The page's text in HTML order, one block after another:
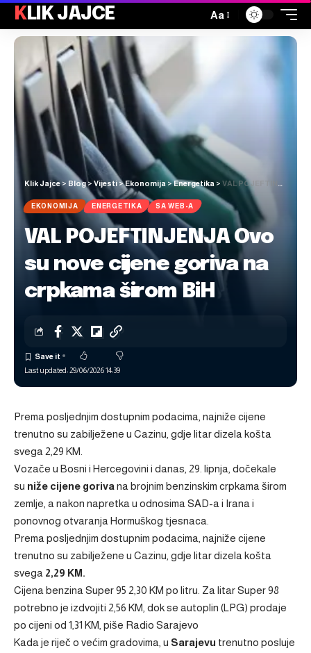
KLIK JAJCE Aa
Klik Jajce> Blog > Vijesti>Ekonomija >Energetika > VAL POJEFTINJENJA Ovo su nove cijene goriva na crpkama širom BiH
EKONOMIJA ENERGETIKA SA WEB-A
VAL POJEFTINJENJA Ovo
su nove cijene goriva na
crpkama širom BiH
Last updated: 29/06/2026 14:39
Prema posljednjim dostupnim podacima, najniže cijene
trenutno su zabilježene u Cazinu, gdje litar dizela košta
svega 2,29 KM.
Vozače u Bosni i Hercegovini i danas, 29. lipnja, dočekale
su niže cijene goriva na brojnim benzinskim crpkama širom
zemlje, a nakon napretka u odnosima SAD-a i Irana i
ponovnog otvaranja Hormuškog tjesnaca.
Prema posljednjim dostupnim podacima, najniže cijene
trenutno su zabilježene u Cazinu, gdje litar dizela košta
svega 2,29 KM.
Cijena benzina Super 95 2,30 KM po litru. Za litar Super 98
potrebno je izdvojiti 2,56 KM, dok se autoplin (LPG) prodaje
po cijeni od 1,31 KM, piše Radio Sarajevo
Kada je riječ o većim gradovima, u Sarajevu trenutno posluje